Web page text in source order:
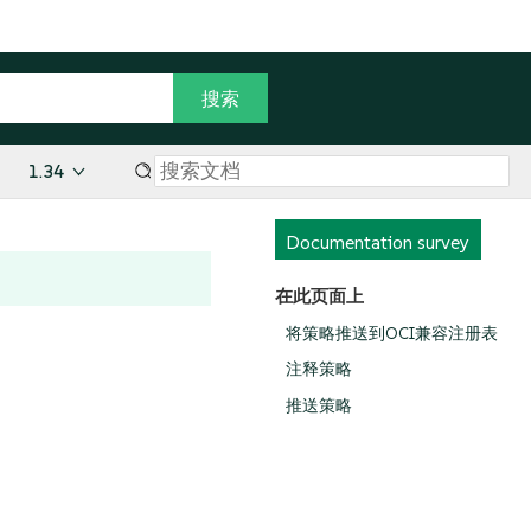
1.34
Documentation survey
在此页面上
将策略推送到OCI兼容注册表
注释策略
推送策略